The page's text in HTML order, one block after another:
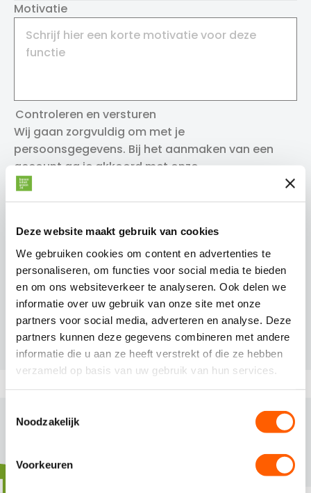
Deze website maakt gebruik van cookies
We gebruiken cookies om content en advertenties te
personaliseren, om functies voor social media te bieden
en om ons websiteverkeer te analyseren. Ook delen we
informatie over uw gebruik van onze site met onze
partners voor social media, adverteren en analyse. Deze
partners kunnen deze gegevens combineren met andere
informatie die u aan ze heeft verstrekt of die ze hebben
verzameld op basis van uw gebruik van hun services.
Noodzakelijk
Voorkeuren
Motivatie
Controleren en versturen
Wij gaan zorgvuldig om met je
persoonsgegevens. Bij het aanmaken van een
account ga je akkoord met onze
privacystatement
Ik ga akkoord dat mijn persoonsgegevens
sollicitatie.
Solliciteren
BINNEN 3 STAPPEN EEN